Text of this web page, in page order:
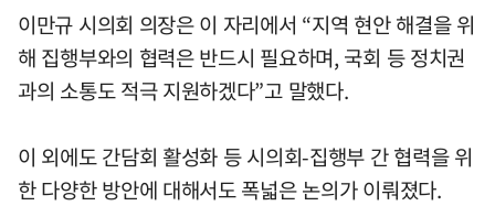
이만규 시의회 의장은 이 자리에서 “지역 현안 해결을 위
해 집행부와의 협력은 반드시 필요하며, 국회 등 정치권
과의 소통도 적극 지원하겠다”고 말했다.
이 외에도 간담회 활성화 등 시의회-집행부 간 협력을 위
한 다양한 방안에 대해서도 폭넓은 논의가 이뤄졌다.